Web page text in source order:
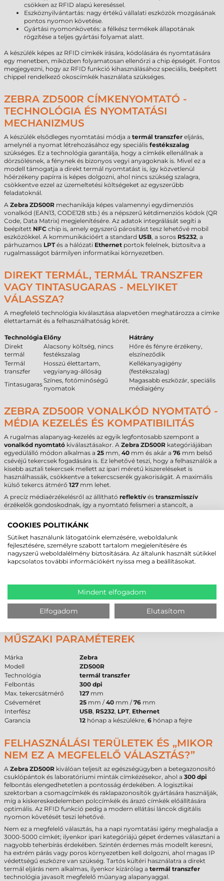
csökken az RFID alapú kereséssel.
Eszköznyilvántartás: nagy értékű vállalati eszközök mozgásának
pontos nyomon követése.
Gyártási nyomonkövetés: a félkész termékek állapotának
rögzítése a teljes gyártási folyamat alatt.
A készülék képes az RFID címkék írására, kódolására és nyomtatására
egy menetben, miközben folyamatosan ellenőrzi a chip épségét. Fontos
megjegyezni, hogy az RFID funkció kihasználásához speciális, beépített
chippel rendelkező okoscímkék használata szükséges.
ZEBRA ZD500R CÍMKENYOMTATÓ -
TECHNOLÓGIA ÉS NYOMTATÁSI
MECHANIZMUS
A készülék elsődleges nyomtatási módja a termál transzfer eljárás,
amelynél a nyomat létrehozásához egy speciális festékszalag
szükséges. Ez a technológia garantálja, hogy a címkék ellenállnak a
dörzsölésnek, a fénynek és bizonyos vegyi anyagoknak is. Mivel ez a
modell támogatja a direkt termál nyomtatást is, így közvetlenül
hőérzékeny papírra is képes dolgozni, ahol nincs szükség szalagra,
csökkentve ezzel az üzemeltetési költségeket az egyszerűbb
feladatoknál.
A Zebra ZD500R mechanikája képes valamennyi egydimenziós
vonalkód (EAN13, CODE128 stb.) és a népszerű kétdimenziós kódok (QR
Code, Data Matrix) megjelenítésére. Az adatok integrálását segíti a
beépített NFC chip is, amely egyszerű párosítást tesz lehetővé mobil
eszközökkel. A kommunikációért a standard USB, a soros RS232, a
párhuzamos LPTés a hálózati Ethernet portok felelnek, biztosítva a
rugalmasságot bármilyen informatikai környezetben.
DIREKT TERMÁL, TERMÁL TRANSZFER
VAGY TINTASUGARAS - MELYIKET
VÁLASSZA?
A megfelelő technológia kiválasztása alapvetően meghatározza a címke
élettartamát és a felhasználhatóság körét.
Technológia Előny
Hátrány
Direkt
termál
Alacsony költség, nincs
festékszalag
Hőre és fényre érzékeny,
elszíneződik
Termál
transzfer
Hosszú élettartam,
vegyianyag-állóság
Kellékanyagigény
(festékszalag)
Tintasugaras
Színes, fotóminőségű
nyomatok
Magasabb eszközár, speciális
médiaigény
ZEBRA ZD500R VONALKÓD NYOMTATÓ -
MÉDIA KEZELÉS ÉS KOMPATIBILITÁS
A rugalmas alapanyag-kezelés az egyik legfontosabb szempont a
vonalkód nyomtató kiválasztásakor. A Zebra ZD500R kategóriájában
egyedülálló módon alkalmas a 25 mm, 40 mm és akár a 76 mm belső
csévéjű tekercsek fogadására is. Ez lehetővé teszi, hogy a felhasználók a
kisebb asztali tekercsek mellett az ipari méretű kiszereléseket is
használhassák, csökkentve a tekercscserék gyakoriságát. A maximális
külső tekercs átmérő 127 mm lehet.
A precíz médiaérzékelésről az állítható reflektív és transzmisszív
érzékelők gondoskodnak, így a nyomtató felismeri a stancolt, a
kezelhetőtekercses címke magassága 6,3 mm és 990 mm között
változhat, míg a maximális nyomtatási szélesség
nyomtatható média típusa lehet papír, műanyag vagy textil, a választott
technológiától függően.
A termál transzfernyomtatáshoz használtfestékszalagesetében
figyelni kell arra, hogy a szalagInk-Out (külső festékes) típusú legyen, és
jellemző szalaghosszúság 74-110 m közötti. A TT eljárás eredménye egy
rendkívül tartós, kopásálló felirat, amely alkalmas raktári állványok vagy
kültéri eszközök tartós jelölésére is.
MŰSZAKI PARAMÉTEREK
Márka
Zebra
Modell
ZD500R
Technológia
termál transzfer
Felbontás
300 dpi
Max. tekercsátmérő
127 mm
Cséveméret
25 mm /40 mm /76 mm
Interfész
USB, RS232, LPT, Ethernet
Garancia
12 hónap a készülékre, 6 hónap a fejre
FELHASZNÁLÁSI TERÜLETEK ÉS „MIKOR
NEM EZ A MEGFELELŐ VÁLASZTÁS?”
A Zebra ZD500R kiválóan teljesít az egészségügyben a betegazonosító
csuklópántok és laboratóriumi minták címkézésekor, ahol a 300 dpi
felbontás elengedhetetlen a pontosság érdekében. A logisztikai
szektorban a csomagcímkék és raklapazonosítók gyártására használják,
míg a kiskereskedelemben polccímkék és árazó címkék előállítására
optimális. Az RFID funkció pedig a modern ellátási láncok digitális
nyomon követését teszi lehetővé.
Nem ez a megfelelő választás, ha a napi nyomtatási igény meghaladja a
3000-5000 címkét; ilyenkor ipari kategóriájú gépet érdemes választani a
nagyobb teherbírás érdekében. Szintén érdemes más modellt keresni,
ha extrém párás vagy poros környezetben kell dolgozni, ahol magas IP
védettségű eszközre van szükség. Tartós kültéri használatra a direkt
termál eljárás nem alkalmas, ilyenkor kizárólag a termál transzfer
technológia javasolt megfelelő műanyag alapanyaggal.
COOKIES POLITIKÁNK
Sütiket használunk látogatóink elemzésére, weboldalunk
fejlesztésére, személyre szabott tartalom megjelenítésére és
nagyszerű weboldalélmény biztosítására. Az általunk használt sütikkel
kapcsolatos további információkért nyissa meg a beállításokat.
Mindent elfogadom
Elfogadom Elutasítom